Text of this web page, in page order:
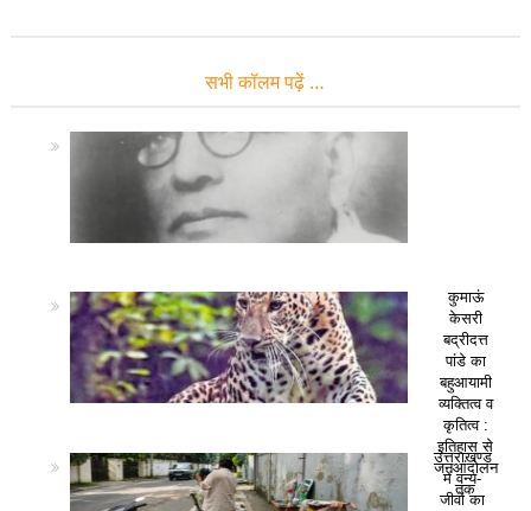
सभी कॉलम पढ़ें …
कुमाऊं
केसरी
बद्रीदत्त
पांडे का
बहुआयामी
व्यक्तित्व व
कृतित्व :
इतिहास से
जनआंदोलन
तक
उत्तराखण्ड
में वन्य-
जीवों का